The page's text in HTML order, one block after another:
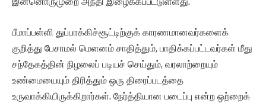
பீமாப்பள்ளி துப்பாக்கிச்சூட்டிற்குக் காரணமானவர்களைக்
குறித்து பேசாமல் மெளனம் சாதித்தும், பாதிக்கப்பட்டவர்கள் மீது
சந்தேகத்தின் நிழலைப் படியச் செய்தும், வரலாற்றையும்
உண்மையையும் திரித்தும் ஒரு திரைப்படத்தை
உருவாக்கியிருக்கிறார்கள். நேர்த்தியான படைப்பு என்ற ஒற்றைக்